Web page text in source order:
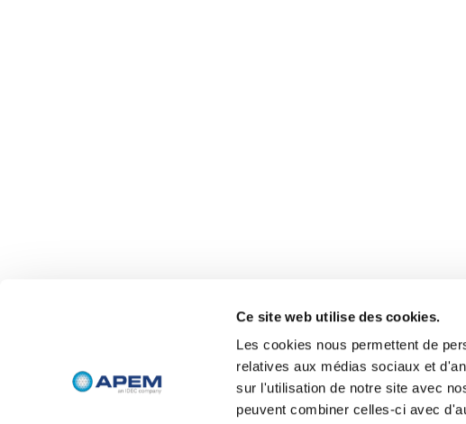
Ce site web utilise des cookies.
Les cookies nous permettent de
relatives aux médias sociaux et
sur l'utilisation de notre site avec
peuvent combiner celles-ci avec